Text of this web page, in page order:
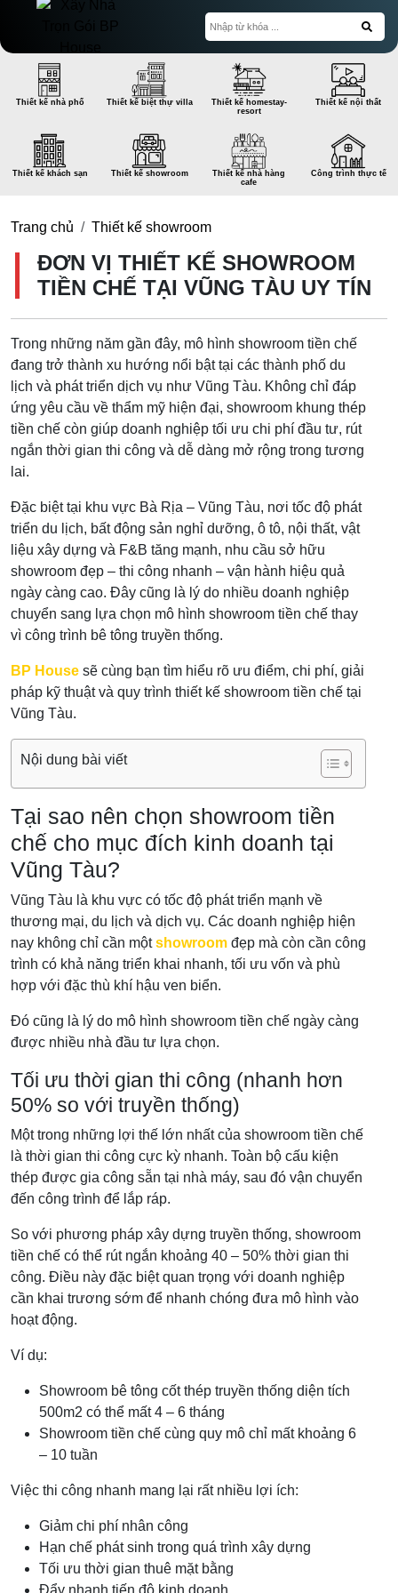
Thiết kế nhà phố Thiết kế biệt thự villa
Thiết kế homestay-
resort
Thiết kế nội thất
Thiết kế khách sạn Thiết kế showroom
Thiết kế nhà hàng
cafe
Công trình thực tế
Trang chủ Thiết kế showroom
ĐƠN VỊ THIẾT KẾ SHOWROOM
TIỀN CHẾ TẠI VŨNG TÀU UY TÍN
Trong những năm gần đây, mô hình showroom tiền chế
đang trở thành xu hướng nổi bật tại các thành phố du
lịch và phát triển dịch vụ như Vũng Tàu. Không chỉ đáp
ứng yêu cầu về thẩm mỹ hiện đại, showroom khung thép
tiền chế còn giúp doanh nghiệp tối ưu chi phí đầu tư, rút
ngắn thời gian thi công và dễ dàng mở rộng trong tương
lai.
Đặc biệt tại khu vực Bà Rịa – Vũng Tàu, nơi tốc độ phát
triển du lịch, bất động sản nghỉ dưỡng, ô tô, nội thất, vật
liệu xây dựng và F&B tăng mạnh, nhu cầu sở hữu
showroom đẹp – thi công nhanh – vận hành hiệu quả
ngày càng cao. Đây cũng là lý do nhiều doanh nghiệp
chuyển sang lựa chọn mô hình showroom tiền chế thay
vì công trình bê tông truyền thống.
BP House sẽ cùng bạn tìm hiểu rõ ưu điểm, chi phí, giải
pháp kỹ thuật và quy trình thiết kế showroom tiền chế tại
Vũng Tàu.
Nội dung bài viết
Tại sao nên chọn showroom tiền
chế cho mục đích kinh doanh tại
Vũng Tàu?
Vũng Tàu là khu vực có tốc độ phát triển mạnh về
thương mại, du lịch và dịch vụ. Các doanh nghiệp hiện
nay không chỉ cần mộtshowroom đẹp mà còn cần công
trình có khả năng triển khai nhanh, tối ưu vốn và phù
hợp với đặc thù khí hậu ven biển.
Đó cũng là lý do mô hình showroom tiền chế ngày càng
được nhiều nhà đầu tư lựa chọn.
Tối ưu thời gian thi công (nhanh hơn
50% so với truyền thống)
Một trong những lợi thế lớn nhất của showroom tiền chế
là thời gian thi công cực kỳ nhanh. Toàn bộ cấu kiện
thép được gia công sẵn tại nhà máy, sau đó vận chuyển
đến công trình để lắp ráp.
So với phương pháp xây dựng truyền thống, showroom
tiền chế có thể rút ngắn khoảng 40 – 50% thời gian thi
công. Điều này đặc biệt quan trọng với doanh nghiệp
cần khai trương sớm để nhanh chóng đưa mô hình vào
hoạt động.
Ví dụ:
Showroom bê tông cốt thép truyền thống diện tích
500m2 có thể mất 4 – 6 tháng
Showroom tiền chế cùng quy mô chỉ mất khoảng 6
– 10 tuần
Việc thi công nhanh mang lại rất nhiều lợi ích:
Giảm chi phí nhân công
Hạn chế phát sinh trong quá trình xây dựng
Tối ưu thời gian thuê mặt bằng
Đẩy nhanh tiến độ kinh doanh